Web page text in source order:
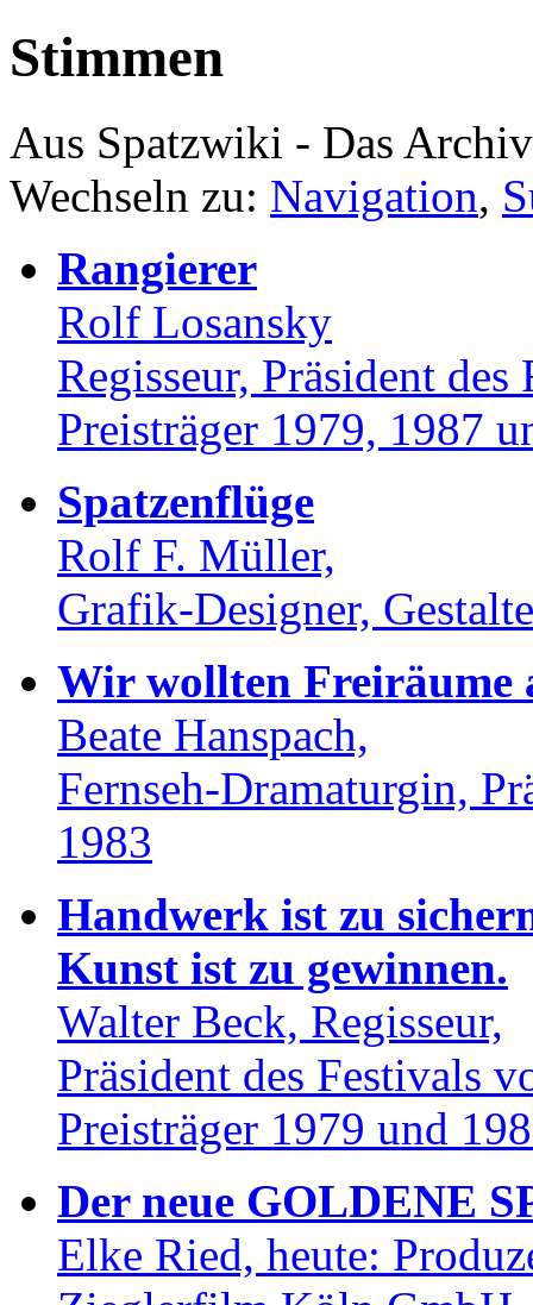
Stimmen
Aus Spatzwiki - Das
Wechseln zu: Navigation,
Rangierer
Rolf Losansky
Regisseur, Präsident
Preisträger 1979, 1987
Spatzenflüge
Rolf F. Müller,
Grafik-Designer,
Wir wollten Freiräume
Beate Hanspach,
Fernseh-Dramaturgin,
1983
Handwerk ist zu
Kunst ist zu gewinnen.
Walter Beck, Regisseur,
Präsident des Festivals
Preisträger 1979 und
Der neue GOLDENE
Elke Ried, heute: